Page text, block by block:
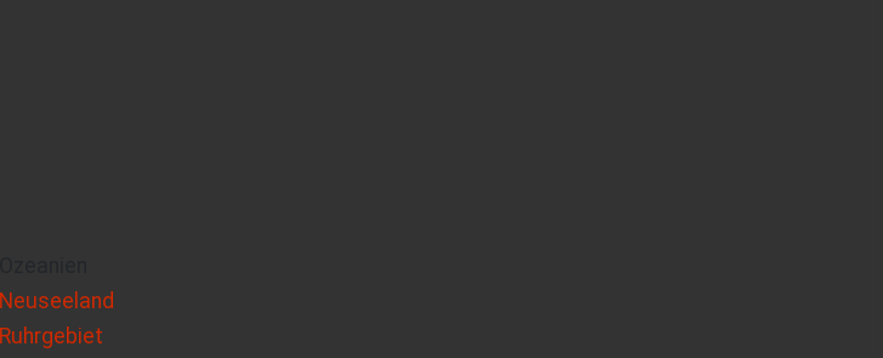
Neuseeland
Ruhrgebiet